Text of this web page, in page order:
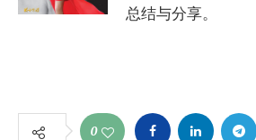
总结与分享。
0